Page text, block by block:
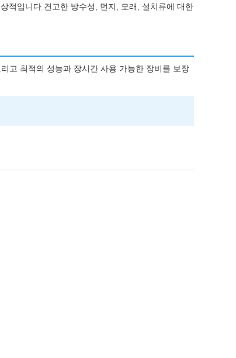
적입니다.견고한 방수성, 먼지, 모래, 설치류에 대한
고 최적의 성능과 장시간 사용 가능한 장비를 보장